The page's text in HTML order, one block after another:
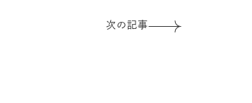
次の記事